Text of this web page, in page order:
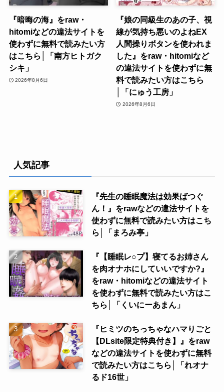
『暗晦の海』をraw・
hitomiなどの違法サイトを
使わずに無料で読みたい方
はこちら│「南方ヒトガク
シキ」
2026年8月6日
『娘の同級生のあの子、視
線が気持ち悪いのよねEX
人間操りボタンを使われま
した』をraw・hitomiなど
の違法サイトを使わずに無
料で読みたい方はこちら
│「にゅう工房」
2026年8月6日
人気記事
『先生の睡眠魔法は効果ばつぐ
ん！』をrawなどの違法サイトを
使わずに無料で読みたい方はこち
ら│「まろみ亭」
『【睡眠レ○プ】寝てるお姉さん
を肉オナホにしていいですか?』
をraw・hitomiなどの違法サイト
を使わずに無料で読みたい方はこ
ちら│「くいにーあまん」
『ヒミツのちっちゃなハマりごと
【DLsite限定特典付き】』をraw
などの違法サイトを使わずに無料
で読みたい方はこちら│「れオナ
るド16世」